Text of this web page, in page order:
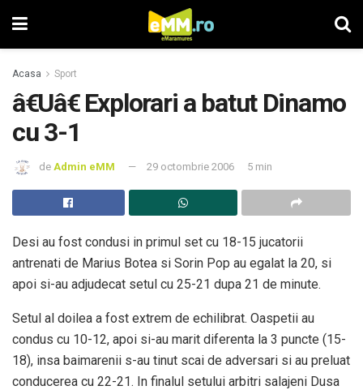
Acasa Sport
â€Uâ€ Explorari a batut Dinamo
cu 3-1
de Admin eMM 29 octombrie 2006 5 min
Desi au fost condusi in primul set cu 18-15 jucatorii
antrenati de Marius Botea si Sorin Pop au egalat la 20, si
apoi si-au adjudecat setul cu 25-21 dupa 21 de minute.
Setul al doilea a fost extrem de echilibrat. Oaspetii au
condus cu 10-12, apoi si-au marit diferenta la 3 puncte (15-
18), insa baimarenii s-au tinut scai de adversari si au preluat
conducerea cu 22-21. In finalul setului arbitri salajeni Dusa